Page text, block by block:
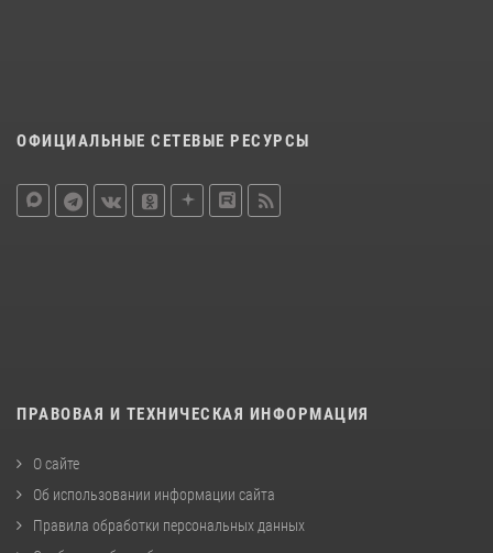
ОФИЦИАЛЬНЫЕ СЕТЕВЫЕ РЕСУРСЫ
ПРАВОВАЯ И ТЕХНИЧЕСКАЯ ИНФОРМАЦИЯ
О сайте
Об использовании информации сайта
Правила обработки персональных данных